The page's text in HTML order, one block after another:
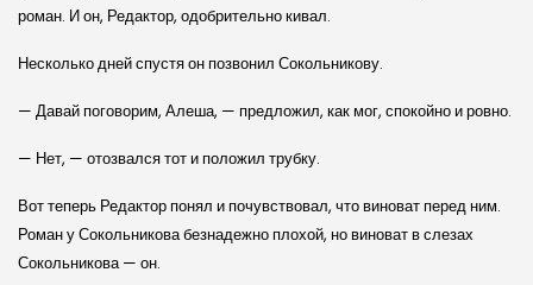
роман. И он, Редактор, одобрительно кивал.
Несколько дней спустя он позвонил Сокольникову.
— Давай поговорим, Алеша, — предложил, как мог, спокойно и ровно.
— Нет, — отозвался тот и положил трубку.
Вот теперь Редактор понял и почувствовал, что виноват перед ним.
Роман у Сокольникова безнадежно плохой, но виноват в слезах
Сокольникова — он.